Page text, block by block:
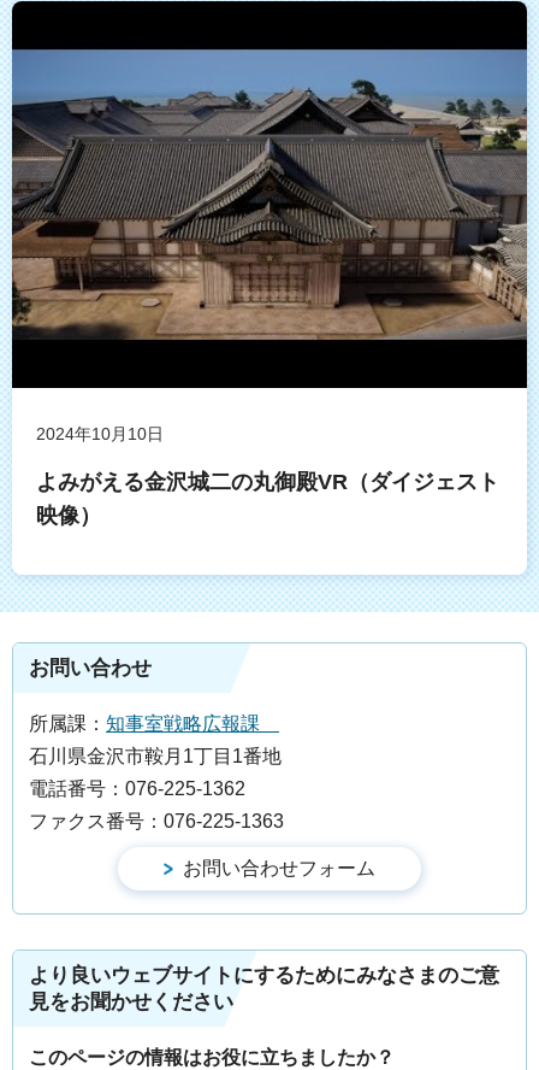
2024年10月10日
よみがえる金沢城二の丸御殿VR（ダイジェスト
映像）
お問い合わせ
所属課： 知事室戦略広報課
石川県金沢市鞍月1丁目1番地
電話番号：076-225-1362
ファクス番号：076-225-1363
より良いウェブサイトにするためにみなさまのご意
見をお聞かせください
このページの情報はお役に立ちましたか？